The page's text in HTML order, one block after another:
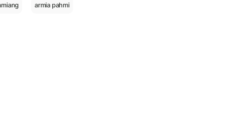
armia pahmi